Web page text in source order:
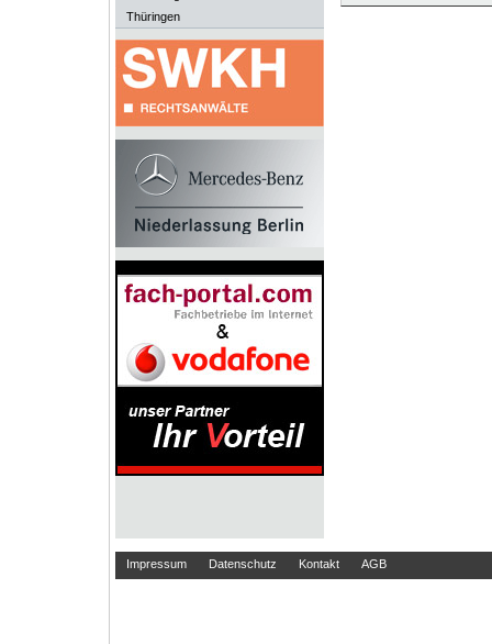
Thüringen
Impressum Datenschutz Kontakt AGB